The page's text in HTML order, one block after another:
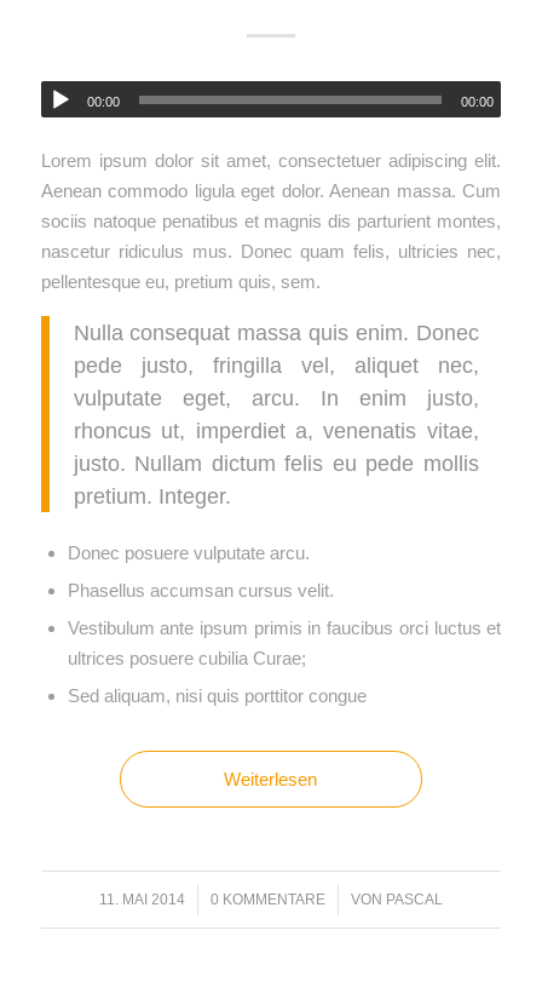
00:00 00:00
Lorem ipsum dolor sit amet, consectetuer adipiscing elit.
Aenean commodo ligula eget dolor. Aenean massa. Cum
sociis natoque penatibus et magnis dis parturient montes,
nascetur ridiculus mus. Donec quam felis, ultricies nec,
pellentesque eu, pretium quis, sem.
Nulla consequat massa quis enim. Donec
pede justo, fringilla vel, aliquet nec,
vulputate eget, arcu. In enim justo,
rhoncus ut, imperdiet a, venenatis vitae,
justo. Nullam dictum felis eu pede mollis
pretium. Integer.
Donec posuere vulputate arcu.
Phasellus accumsan cursus velit.
Vestibulum ante ipsum primis in faucibus orci luctus et
ultrices posuere cubilia Curae;
Sed aliquam, nisi quis porttitor congue
Weiterlesen
11. MAI 2014
/ 0 KOMMENTARE
/ VON PASCAL